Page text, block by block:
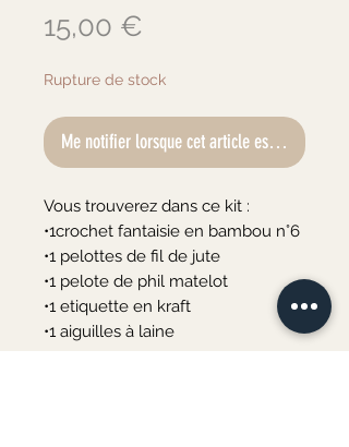
15,00 €
Rupture de stock
Me notifier lorsque cet article est disponible
Vous trouverez dans ce kit :
•1crochet fantaisie en bambou n°6
•1 pelottes de fil de jute
•1 pelote de phil matelot
•1 etiquette en kraft
•1 aiguilles à laine